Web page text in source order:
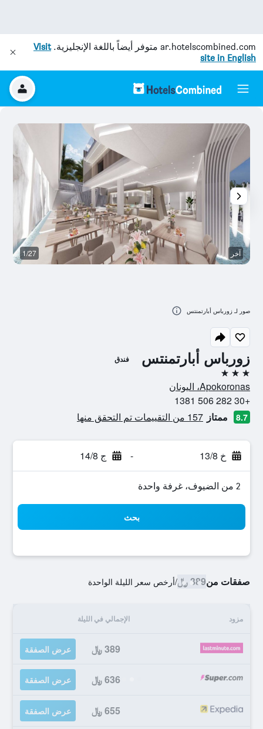
ar.hotelscombined.com متوفر أيضاً باللغة الإنجليزية.Visit
site in English
زورباس أبارتمنتس فندق
3 نجوم
Apokoronas، اليونان
+30 282 506 1381
8.7 ممتاز 157 من التقييمات تم التحقق منها
خ 13/8 - ج 14/8
2 من الضيوف، غرفة واحدة
بحث
صفقات من389 ﷼ /أرخص سعر الليلة الواحدة
مزود الإجمالي في الليلة
389 ﷼ عرض الصفقة
636 ﷼ عرض الصفقة
655 ﷼ عرض الصفقة
آخر 1/27
صور لـ زورباس أبارتمنتس